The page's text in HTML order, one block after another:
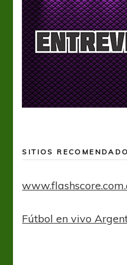
SITIOS
Fútbol en vivo